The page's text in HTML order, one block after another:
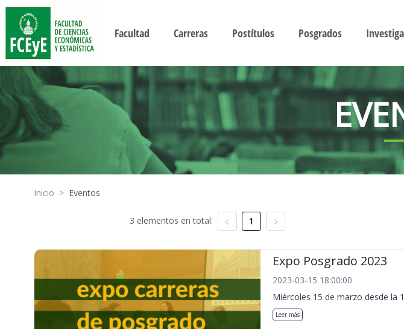
Facultad Carreras Postítulos Posgrados
Inicio > Eventos
3 elementos en total: 1
Expo Posgrado 2023
2023-03-15 18:00:00
Miércoles 15 de marzo desde la
Leer más